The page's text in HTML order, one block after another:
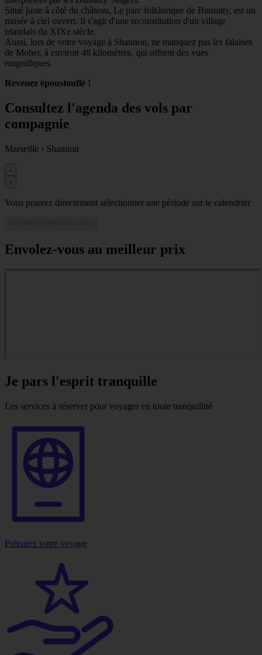
Situé juste à côté du château, Le parc folklorique de Bunratty, est un
musée à ciel ouvert. Il s'agit d'une reconstitution d'un village
irlandais du XIXe siècle.
Aussi, lors de votre voyage à Shannon, ne manquez pas les falaises
de Moher, à environ 48 kilomètres, qui offrent des vues
magnifiques.
Revenez époustouflé !
Consultez l'agenda des vols par
compagnie
Marseille › Shannon
‹
›
Vous pouvez directement sélectionner une période sur le calendrier
Envolez-vous au meilleur prix
Je pars l'esprit tranquille
Les services à réserver pour voyager en toute tranquillité
Préparez votre voyage